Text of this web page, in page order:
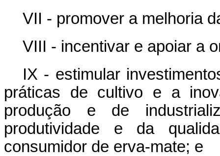
VII - promover a melhoria
VIII - incentivar e apoiar a
IX - estimular
práticas de cultivo e a
produção e de
produtividade e da
consumidor de erva-mate; e